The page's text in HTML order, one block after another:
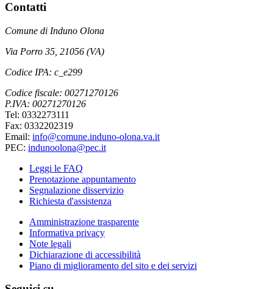
Contatti
Comune di Induno Olona
Via Porro 35, 21056 (VA)
Codice IPA: c_e299
Codice fiscale: 00271270126
P.IVA: 00271270126
Tel: 0332273111
Fax: 0332202319
Email: info@comune.induno-olona.va.it
PEC: indunoolona@pec.it
Leggi le FAQ
Prenotazione appuntamento
Segnalazione disservizio
Richiesta d'assistenza
Amministrazione trasparente
Informativa privacy
Note legali
Dichiarazione di accessibilità
Piano di miglioramento del sito e dei servizi